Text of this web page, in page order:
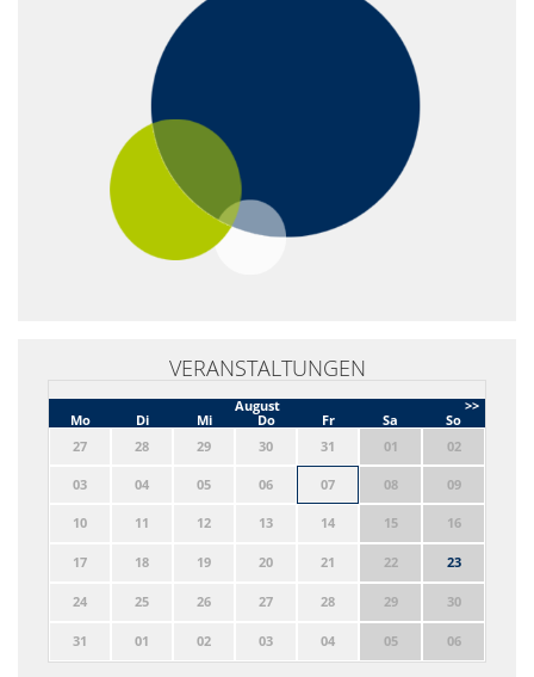
VERANSTALTUNGEN
>>
August
Mo
Di Mi Do Fr Sa
So
27
28 29 30 31 01 02
03 04 05 06 07 08 09
10 11 12 13 14 15 16
17 18 19 20 21 22 23
24 25 26 27 28 29 30
31 01 02 03 04 05 06